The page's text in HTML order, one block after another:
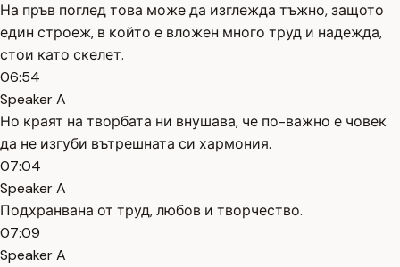
На пръв поглед това може да изглежда тъжно, защото
един строеж, в който е вложен много труд и надежда,
стои като скелет.
06:54
Speaker A
Но краят на творбата ни внушава, че по-важно е човек
да не изгуби вътрешната си хармония.
07:04
Speaker A
Подхранвана от труд, любов и творчество.
07:09
Speaker A